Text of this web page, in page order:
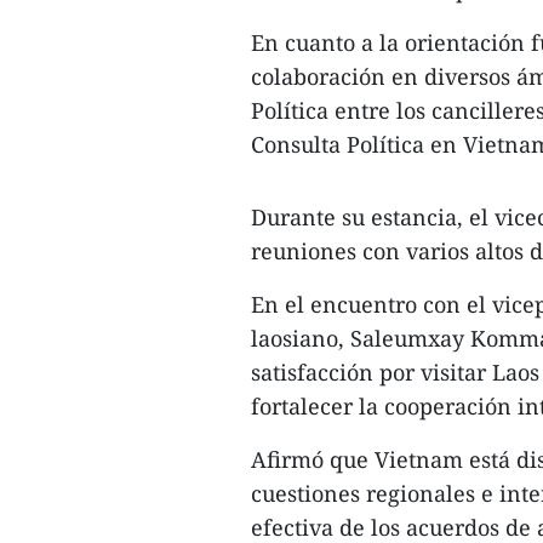
En cuanto a la orientación
colaboración en diversos
Política entre los
Consulta Política en
Durante su estancia, el
reuniones con varios altos
En el encuentro con el
laosiano, Saleumxay
satisfacción por visitar
fortalecer la cooperación
Afirmó que Vietnam está
cuestiones regionales e
efectiva de los acuerdos